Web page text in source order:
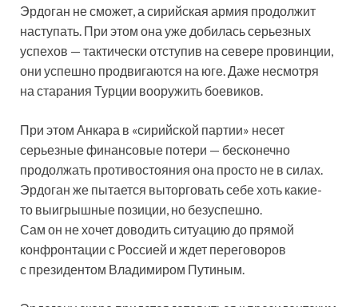
Эрдоган не сможет, а сирийская армия продолжит
наступать. При этом она уже добилась серьезных
успехов — тактически отступив на севере провинции,
они успешно продвигаются на юге. Даже несмотря
на старания Турции вооружить боевиков.
При этом Анкара в «сирийской партии» несет
серьезные финансовые потери — бесконечно
продолжать противостояния она просто не в силах.
Эрдоган же пытается выторговать себе хоть какие-
то выигрышные позиции, но безуспешно.
Сам он не хочет доводить ситуацию до прямой
конфронтации с Россией и ждет переговоров
с президентом Владимиром Путиным.